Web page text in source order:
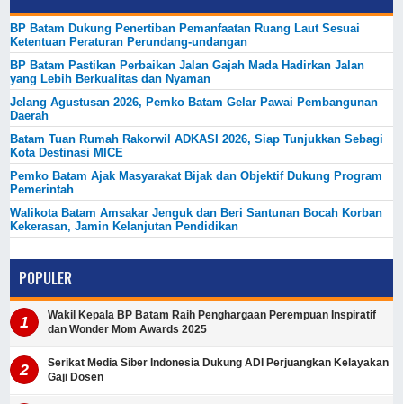
BP Batam Dukung Penertiban Pemanfaatan Ruang Laut Sesuai
Ketentuan Peraturan Perundang-undangan
BP Batam Pastikan Perbaikan Jalan Gajah Mada Hadirkan Jalan
yang Lebih Berkualitas dan Nyaman
Jelang Agustusan 2026, Pemko Batam Gelar Pawai Pembangunan
Daerah
Batam Tuan Rumah Rakorwil ADKASI 2026, Siap Tunjukkan Sebagi
Kota Destinasi MICE
Pemko Batam Ajak Masyarakat Bijak dan Objektif Dukung Program
Pemerintah
Walikota Batam Amsakar Jenguk dan Beri Santunan Bocah Korban
Kekerasan, Jamin Kelanjutan Pendidikan
POPULER
Wakil Kepala BP Batam Raih Penghargaan Perempuan Inspiratif
dan Wonder Mom Awards 2025
Serikat Media Siber Indonesia Dukung ADI Perjuangkan Kelayakan
Gaji Dosen